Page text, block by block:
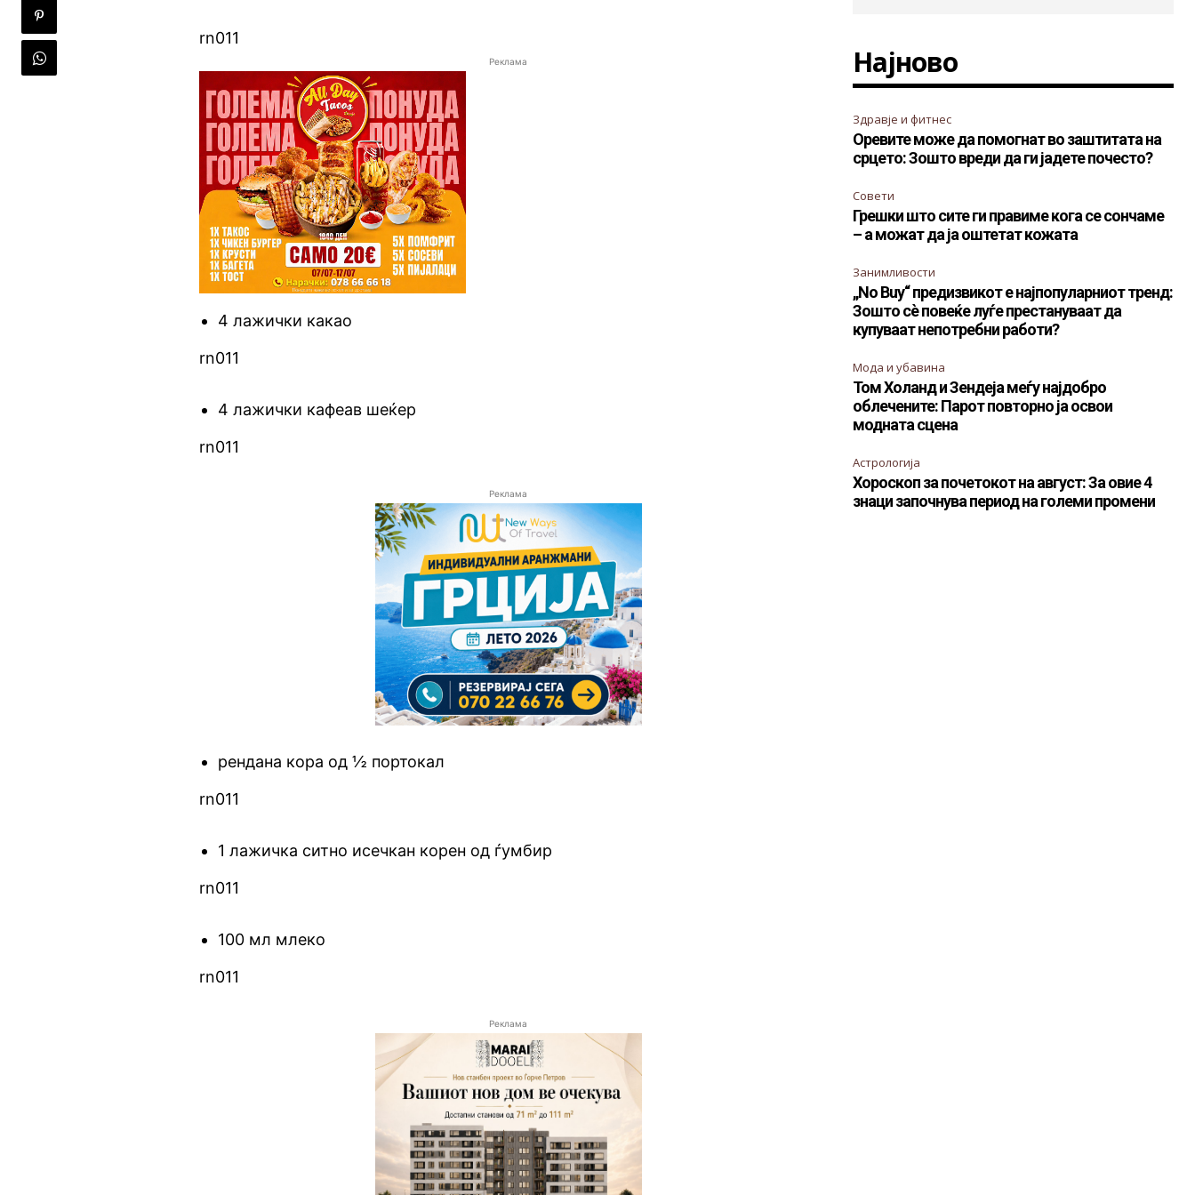
rn011
Реклама
4 лажички какао
rn011
4 лажички кафеав шеќер
rn011
Реклама
рендана кора од ½ портокал
rn011
1 лажичка ситно исечкан корен од ѓумбир
rn011
100 мл млеко
rn011
Реклама
Најново
Здравје и фитнес
Оревите може да помогнат во заштитата на
срцето: Зошто вреди да ги јадете почесто?
Совети
Грешки што сите ги правиме кога се сончаме
– а можат да ја оштетат кожата
Занимливости
„No Buy“ предизвикот е најпопуларниот тренд:
Зошто сè повеќе луѓе престануваат да
купуваат непотребни работи?
Мода и убавина
Том Холанд и Зендеја меѓу најдобро
облечените: Парот повторно ја освои
модната сцена
Астрологија
Хороскоп за почетокот на август: За овие 4
знаци започнува период на големи промени